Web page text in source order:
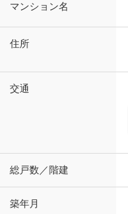
マンション名
住所
交通
総戸数／階建
築年月